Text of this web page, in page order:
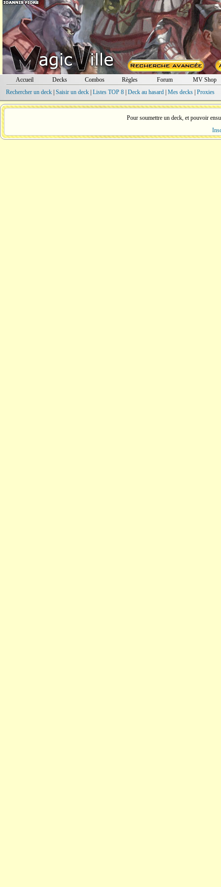
Accueil Decks Combos Règles Forum
MV Shop
Rechercher un deck| Saisir un deck| Listes TOP 8| Deck au hasard| Mes decks| Proxies
Pour soumettre un deck, et pouvoir